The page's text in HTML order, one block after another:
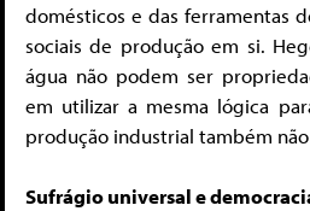
domésticos e das ferramentas
sociais de produção em si.
água não podem ser
em utilizar a mesma lógica
produção industrial também
Sufrágio universal e